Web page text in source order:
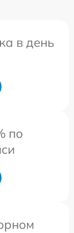
в день
по